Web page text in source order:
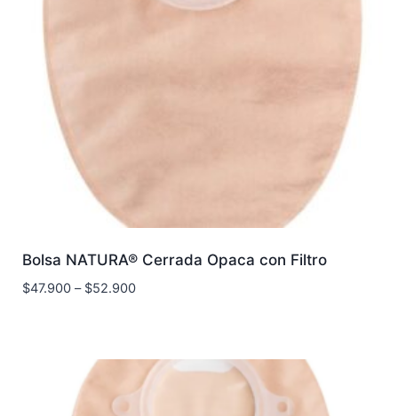
Bolsa NATURA® Cerrada Opaca con Filtro
$47.900– $52.900